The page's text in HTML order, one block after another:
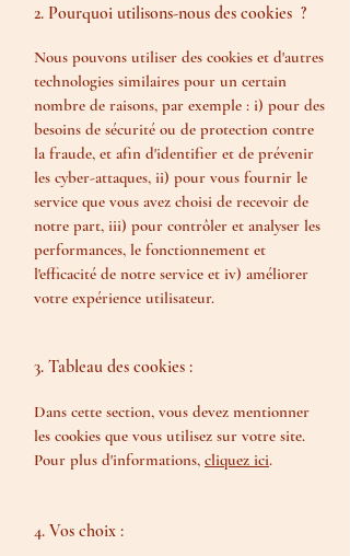
2. Pourquoi utilisons-nous des cookies ?
Nous pouvons utiliser des cookies et d'autres
technologies similaires pour un certain
nombre de raisons, par exemple : i) pour des
besoins de sécurité ou de protection contre
la fraude, et afin d'identifier et de prévenir
les cyber-attaques, ii) pour vous fournir le
service que vous avez choisi de recevoir de
notre part, iii) pour contrôler et analyser les
performances, le fonctionnement et
l'efficacité de notre service et iv) améliorer
votre expérience utilisateur.
3. Tableau des cookies :
Dans cette section, vous devez mentionner
les cookies que vous utilisez sur votre site.
Pour plus d'informations, cliquez ici.
4. Vos choix :